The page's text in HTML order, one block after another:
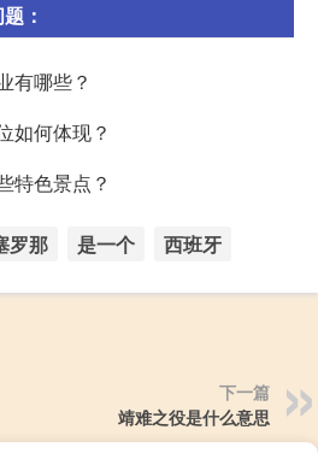
：
有哪些？
如何体现？
特色景点？
罗那 是一个 西班牙
下一篇
靖难之役是什么意思